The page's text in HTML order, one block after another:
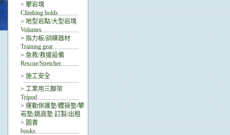
> 攀岩塊
Climbing holds
> 地型岩點/大型岩塊
Volumes
> 指力板/訓練器材
Training gear
> 急救/救援設備
Rescue/Stretcher
> 施工安全
> 工業用三腳架
Tripod
> 運動保護墊/體操墊/攀
岩墊/跳高墊 訂製/出租
> 圖書
books